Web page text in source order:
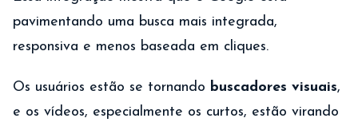
pavimentando uma busca mais integrada,
responsiva e menos baseada em cliques.
Os usuários estão se tornando buscadores visuais,
e os vídeos, especialmente os curtos, estão virando